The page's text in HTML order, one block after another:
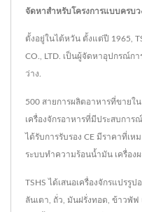
จัดหาสำหรับโครงการแบบครบว
ตั้งอยู่ในไต้หวัน ตั้งแต่ปี 1965,
CO., LTD. เป็นผู้จัดหาอุปกรณ์ก
ว่าง.
500 สายการผลิตอาหารที่ขายใ
เครื่องจักรอาหารที่มีประสบการ
ได้รับการรับรอง CE มีราคาที่เห
ระบบทำความร้อนน้ำมัน เครื่อง
TSHS ได้เสนอเครื่องจักรแปร
ลันเตา, ถั่ว, มันฝรั่งทอด, ข้าวพั